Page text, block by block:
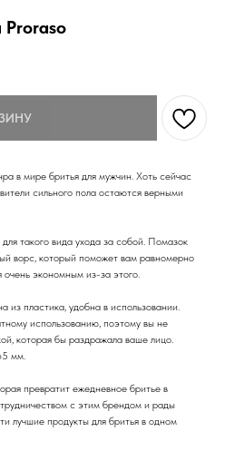
Proraso
в мире бритья для мужчин. Хоть сейчас
сильного пола остаются верными
такого вида ухода за собой. Помазок
ворс, который поможет вам равномерно
очень экономным из-за этого.
из пластика, удобна в использовании.
использованию, поэтому вы не
которая бы раздражала ваше лицо.
мм.
превратит ежедневное бритье в
с этим брендом и рады
лучшие продукты для бритья в одном